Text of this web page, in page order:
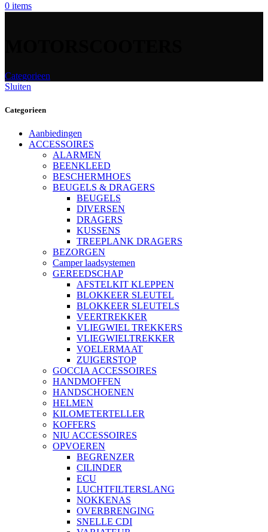
0 items
Categorieen
Sluiten
Categorieen
Aanbiedingen
ACCESSOIRES
ALARMEN
BEENKLEED
BESCHERMHOES
BEUGELS & DRAGERS
BEUGELS
DIVERSEN
DRAGERS
KUSSENS
TREEPLANK DRAGERS
BEZORGEN
Camper laadsystemen
GEREEDSCHAP
AFSTELKIT KLEPPEN
BLOKKEER SLEUTEL
BLOKKEER SLEUTELS
VEERTREKKER
VLIEGWIEL TREKKERS
VLIEGWIELTREKKER
VOELERMAAT
ZUIGERSTOP
GOCCIA ACCESSOIRES
HANDMOFFEN
HANDSCHOENEN
HELMEN
KILOMETERTELLER
KOFFERS
NIU ACCESSOIRES
OPVOEREN
BEGRENZER
CILINDER
ECU
LUCHTFILTERSLANG
NOKKENAS
OVERBRENGING
SNELLE CDI